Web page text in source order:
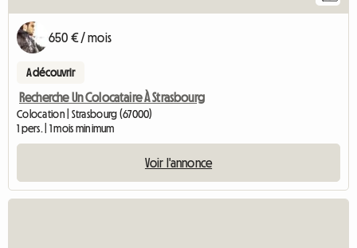
650 € / mois
A découvrir
Recherche Un Colocataire À Strasbourg
Colocation | Strasbourg (67000)
1 pers. | 1 mois minimum
Voir l'annonce